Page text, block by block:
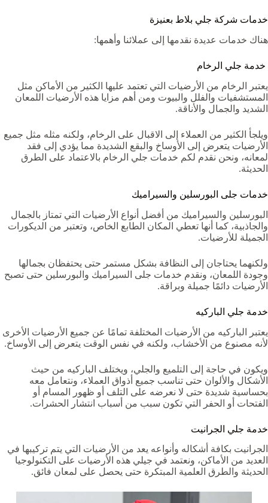
خدمات شركة جلي بلاط بعنيزة
هناك خدمات عديدة نقدمها إلى عملائنا وأهمها:
خدمة جلي الرخام
يعتبر الرخام من الأرضيات التي تعتمد عليها الكثير من الأماكن مثل
المستشفيات والفلل والبيوت ومن أهم مزايا هذه الأرضيات اللمعان
الشديد والجمال والأناقة.
ويلجأ الكثير من العملاء إلى الاقبال على الرخام، ولكنه مثله مثل جميع
الأرضيات يتعرض إلى الأوساخ والبقع الشديدة مما يؤدي إلى فقد
لمعانه، ونحن نقدم لكم خدمات جلي الرخام بالاعتماد على الطرق
الحديثة.
خدمات جلى البورسلين والسيراميك
البورسلين والسيراميك من أفضل أنواع الأرضيات التي تمتاز بالجمال
والجاذبية، كما أنها تعطي المكان الطابع الخاص، وتعتبر من الديكورات
الجميلة للأرضيات.
ولكنهما يحتاجان إلى النظافة بشكل مستمر حتى يحتفظان بجمالها
وجودة اللمعان، ونقدم خدمات جلى السيراميك والبورسلين حتى تصبح
الأرضيات دائمًا جميلة وبراقة.
خدمة جلي الباركيه
يعتبر الباركيه من الأرضيات المختلفة تمامًا عن جميع الأرضيات الأخرى
لأنه مصنوع من الأخشاب، ولكنه في نفس الوقت يتعرض إلى الأوساخ.
ويكون في حاجة إلى التلميع والجلي، ويختلف الباركيه من حيث
الأشكال والألوان حتى تناسب جميع أذواق العملاء، ونتعامل معه
بحساسية شديدة حتى لا نعرضه على التلف أو ظهور المسام أو
الفتحات أو الحفر التي تكون سبب من أسباب انتشار الحشرات.
خدمة جلي الجرانيت
الجرانيت بكافة أشكاله وأنواعه يعد من الأرضيات التي يتم تركيبها في
العديد من الأماكن، ونعتمد في جيلي هذه الأرضيات على التكنولوجيا
الحديثة والطرق العلمية المبتكرة حتى يحصل على لمعان فائق.